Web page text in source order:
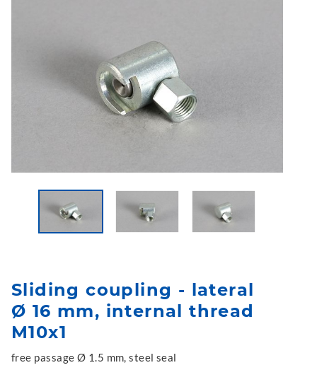
Sliding coupling - lateral
Ø 16 mm, internal thread
M10x1
free passage Ø 1.5 mm, steel seal